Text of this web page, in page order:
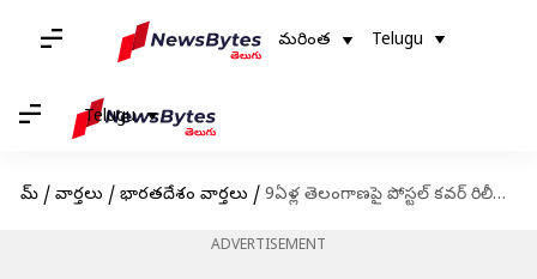
మరింత Telugu
Telugu
హోమ్ / వార్తలు / భారతదేశం వార్తలు / 9ఏళ్ల తెలంగాణపై పోస్టల్ కవర్ రిలీజ్.. ప్రతి ఇంటికి పోస్టల్ తో అనుబంధం
ADVERTISEMENT